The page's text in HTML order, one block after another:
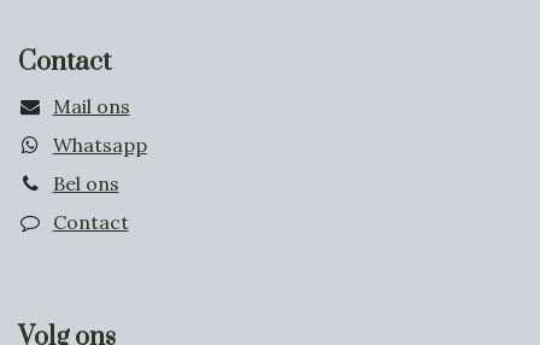
Contact
Mail ons
Whatsapp
Bel ons
Contact
Volg ons